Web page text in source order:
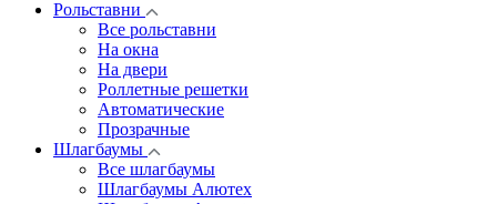
Рольставни
Все рольставни
На окна
На двери
Роллетные решетки
Автоматические
Прозрачные
Шлагбаумы
Все шлагбаумы
Шлагбаумы Алютех